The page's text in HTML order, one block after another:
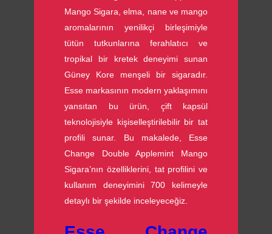
Mango Sigara, elma, nane ve mango
aromalarının yenilikçi birleşimiyle
tütün tutkunlarına ferahlatıcı ve
tropikal bir kretek deneyimi sunan
Güney Kore menşeli bir sigaradır.
Esse markasının modern yaklaşımını
yansıtan bu ürün, çift kapsül
teknolojisiyle kişiselleştirilebilir bir tat
profili sunar. Bu makalede, Esse
Change Double Applemint Mango
Sigara’nın özelliklerini, tat profilini ve
kullanım deneyimini 700 kelimeyle
detaylı bir şekilde inceleyeceğiz.